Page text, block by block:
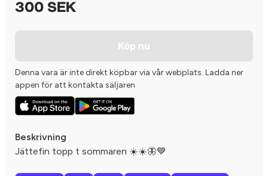
300 SEK
Köp nu
Denna vara är inte direkt köpbar via vår webplats. Ladda ner
appen för att kontakta säljaren
Beskrivning
Jättefin topp t sommaren ☀️☀️🦋💙